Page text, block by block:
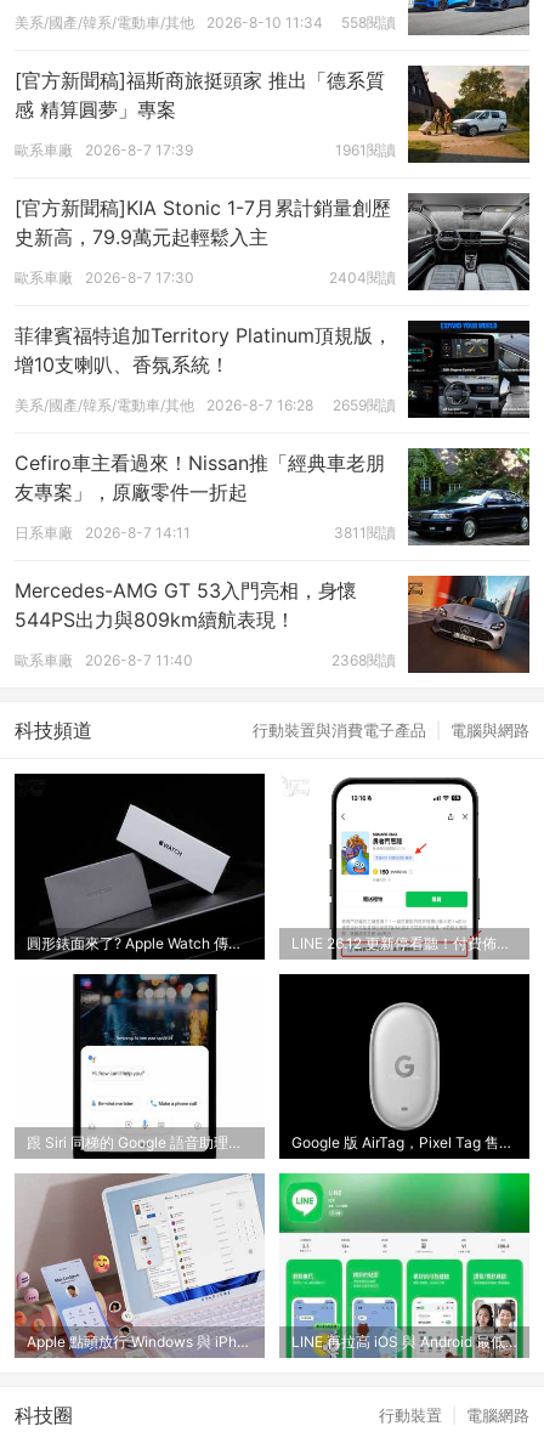
美系/國產/韓系/電動車/其他 2026-8-10 11:34 558閱讀
[官方新聞稿]福斯商旅挺頭家 推出「德系質
感 精算圓夢」專案
歐系車廠 2026-8-7 17:39 1961閱讀
[官方新聞稿]KIA Stonic 1-7月累計銷量創歷
史新高，79.9萬元起輕鬆入主
歐系車廠 2026-8-7 17:30 2404閱讀
菲律賓福特追加Territory Platinum頂規版，
增10支喇叭、香氛系統！
美系/國產/韓系/電動車/其他 2026-8-7 16:28 2659閱讀
Cefiro車主看過來！Nissan推「經典車老朋
友專案」，原廠零件一折起
日系車廠 2026-8-7 14:11 3811閱讀
Mercedes-AMG GT 53入門亮相，身懷
544PS出力與809km續航表現！
歐系車廠 2026-8-7 11:40 2368閱讀
科技頻道 行動裝置與消費電子產品 電腦與網路
圓形錶面來了? Apple Watch 傳將大改設計；iPhone 18 Pro預購日 LINE 26.12 更新停看聽！付費佈景主題爆發「被消失」問題 (官方
跟 Siri 同梯的 Google 語音助理退休倒數一個月，9/4 跟大家說掰 Google 版 AirTag，Pixel Tag 售價與產品照曝光
Apple 點頭放行 Windows 與 iPhone「複製貼上」剪貼簿的跨系統共 LINE 再拉高 iOS 與 Android 最低App版本限制，未及時更新11月將
科技圈 行動裝置 電腦網路